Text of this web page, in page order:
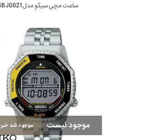
ساعت مچی سیکو مدل SBJG021
موجود نیست موجود شد